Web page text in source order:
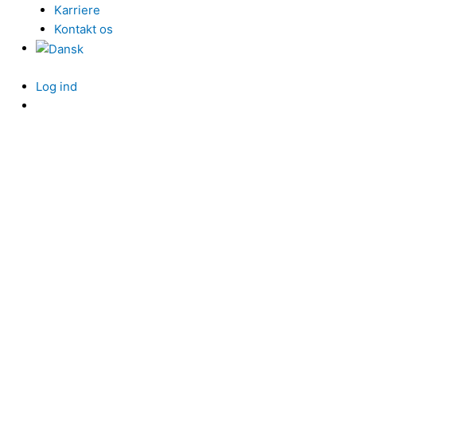
Karriere
Kontakt os
Log ind